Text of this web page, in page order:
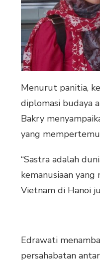
Menurut panitia,
diplomasi budaya
Bakry
yang
“Sastra adalah
kemanusiaan
Vietnam di Hanoi
Edrawati
persahabatan